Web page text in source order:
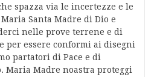
spazza via le incertezze e le
Santa Madre di Dio e
nelle prove terrene e di
per essere conformi ai disegni
partatori di Pace e di
Maria Madre noastra proteggi